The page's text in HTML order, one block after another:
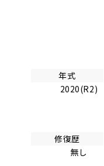
年式
2020(R2)
修復歴
無し